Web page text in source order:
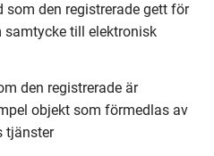
den registrerade gett för
till elektronisk
den registrerade är
objekt som förmedlas av
tjänster